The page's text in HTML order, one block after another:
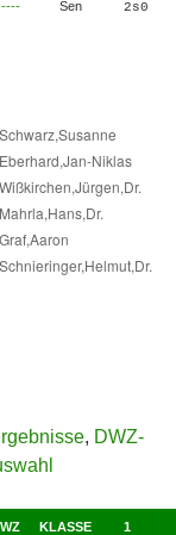
---- Sen 2s0
, DWZ-
KLASSE 1